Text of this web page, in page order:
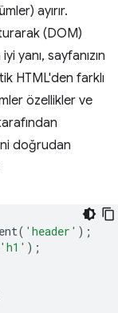
ayırır.
(DOM)
yanı, sayfanızın
HTML'den farklı
özellikler ve
doğrudan
( 'header' );
'h1' );